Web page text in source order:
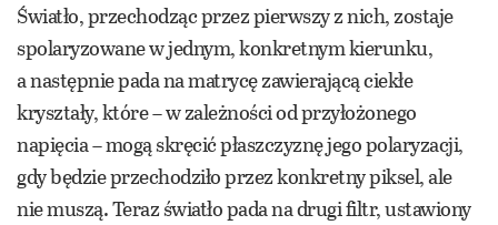
Światło, przechodząc przez pierwszy z nich, zostaje
spolaryzowane w jednym, konkretnym kierunku,
a następnie pada na matrycę zawierającą ciekłe
kryształy, które – w zależności od przyłożonego
napięcia – mogą skręcić płaszczyznę jego polaryzacji,
gdy będzie przechodziło przez konkretny piksel, ale
nie muszą. Teraz światło pada na drugi filtr, ustawiony